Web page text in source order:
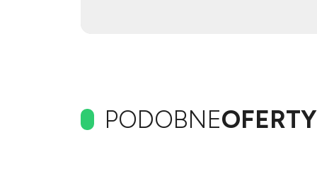
PODOBNEOFERTY